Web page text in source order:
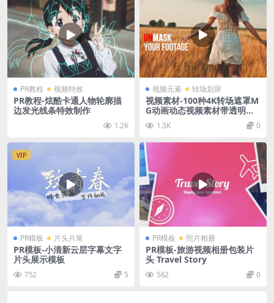
PR教程 视频特效
PR教程-炫酷卡通人物轮廓描
边发光线条特效制作
1.2K
视频元素 转场划屏
视频素材-100种4K转场遮罩M
G动画动态视频素材带透明通
1.3K 0
VIP
PR模板 片头片尾
PR模板-小清新云层字幕文字
片头展示模板
752 5
PR模板 照片相册
PR模板-旅游视频相册包装片
头 Travel Story
562 0